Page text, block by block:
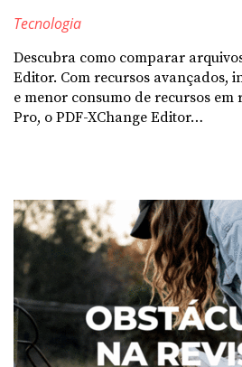
Tecnologia
Descubra como comparar
Editor. Com recursos avançados,
e menor consumo de recursos
Pro, o PDF-XChange Editor…